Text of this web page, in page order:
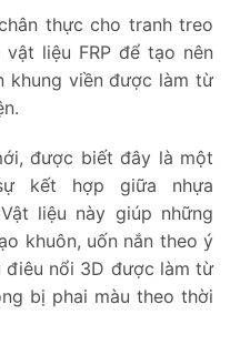
thực cho tranh treo
liệu FRP để tạo nên
khung viền được làm từ
được biết đây là một
kết hợp giữa nhựa
liệu này giúp những
khuôn, uốn nắn theo ý
điêu nổi 3D được làm từ
bị phai màu theo thời